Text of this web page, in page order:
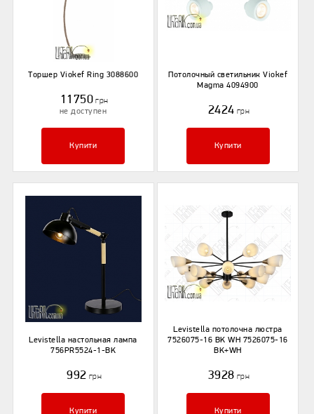
Торшер Viokef Ring 3088600
11750 грн
не доступен
Купити
Потолочный светильник Viokef
Magma 4094900
2424 грн
Купити
Levistella настольная лампа
756PR5524-1-BK
992 грн
Купити
Levistella потолочна люстра
7526075-16 BK WH 7526075-16
BK+WH
3928 грн
Купити